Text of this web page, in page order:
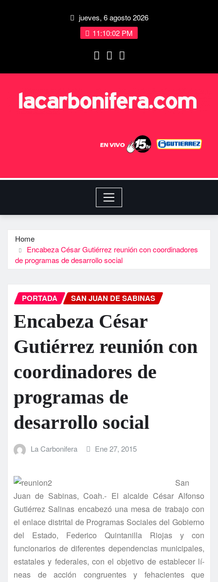
jueves, 6 agosto 2026
11:10:03 PM
Home
Encabeza César Gutiérrez reunión con coordinadores
de programas de desarrollo social
PORTADA SAN JUAN DE SABINAS
Encabeza César
Gutiérrez reunión con
coordinadores de
programas de
desarrollo social
La Carbonifera Ene 27, 2015
San
Juan de Sabinas, Coah.- El alcalde César Alfonso
Gutiérrez Salinas encabezó una mesa de trabajo con
el enlace distrital de Programas Sociales del Gobierno
del Estado, Federico Quintanilla Riojas y con
funcionarios de diferentes dependencias municipales,
estatales y federales, con el objetivo de establecer lí­
neas de acción congruentes y fehacientes que